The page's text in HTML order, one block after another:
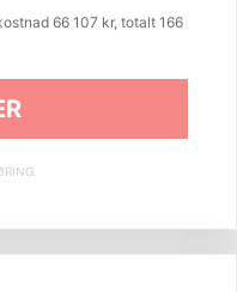
66 107 kr, totalt 166